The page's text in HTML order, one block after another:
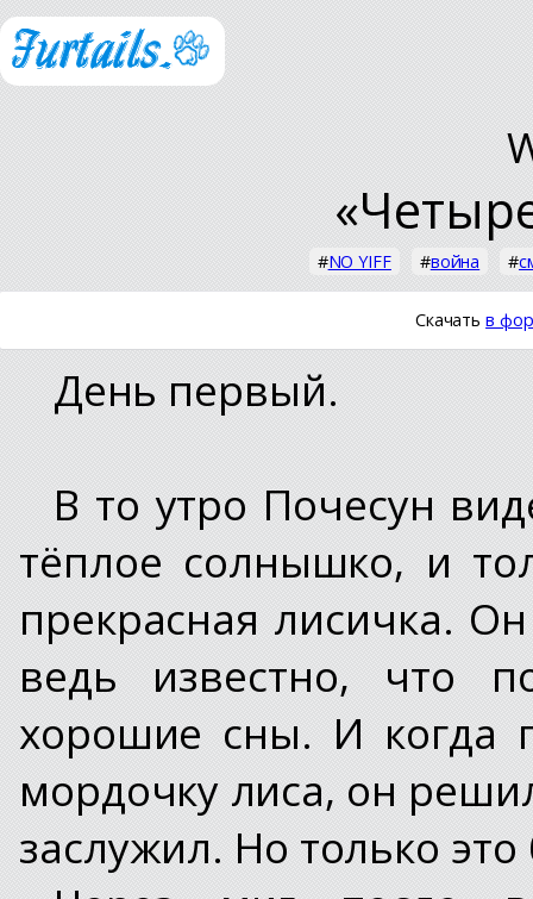
#NO YIFF #война #
Скачатьв
День первый.
В то утро Почесун
тёплое солнышко, и
прекрасная лисичка.
ведь известно, что
хорошие сны. И когда
мордочку лиса, он
заслужил. Но только